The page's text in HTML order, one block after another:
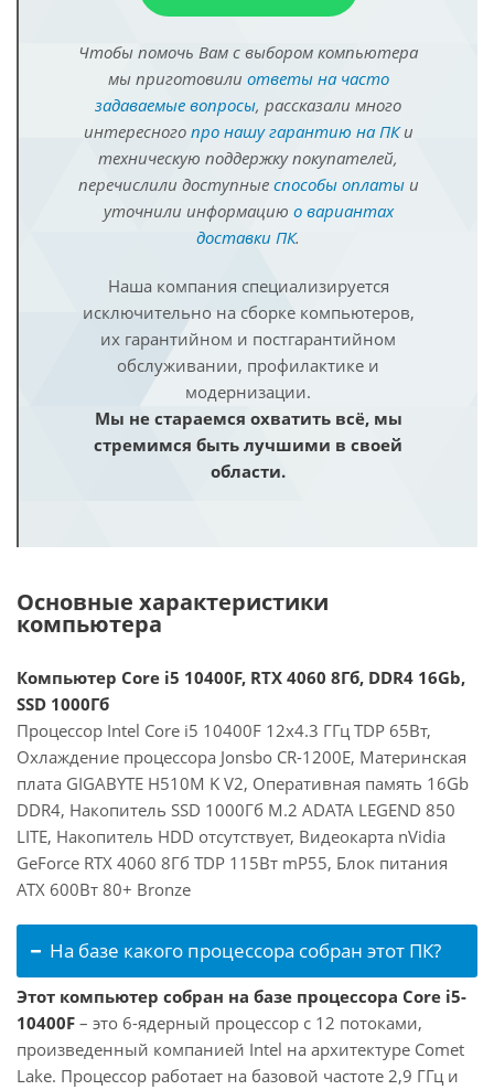
Чтобы помочь Вам с выбором компьютера
мы приготовили ответы на часто
задаваемые вопросы, рассказали много
интересного про нашу гарантию на ПКи
техническую поддержку покупателей,
перечислили доступные способы оплатыи
уточнили информацию о вариантах
доставки ПК.
Наша компания специализируется
исключительно на сборке компьютеров,
их гарантийном и постгарантийном
обслуживании, профилактике и
модернизации.
Мы не стараемся охватить всё, мы
стремимся быть лучшими в своей
области.
Основные характеристики
компьютера
Компьютер Core i5 10400F, RTX 4060 8Гб, DDR4 16Gb,
SSD 1000Гб
Процессор Intel Core i5 10400F 12x4.3 ГГц TDP 65Вт,
Охлаждение процессора Jonsbo CR-1200E, Материнская
плата GIGABYTE H510M K V2, Оперативная память 16Gb
DDR4, Накопитель SSD 1000Гб M.2 ADATA LEGEND 850
LITE, Накопитель HDD отсутствует, Видеокарта nVidia
GeForce RTX 4060 8Гб TDP 115Вт mP55, Блок питания
ATX 600Вт 80+ Bronze
На базе какого процессора собран этот ПК?
Этот компьютер собран на базе процессора Core i5-
10400F – это 6-ядерный процессор с 12 потоками,
произведенный компанией Intel на архитектуре Comet
Lake. Процессор работает на базовой частоте 2,9 ГГц и